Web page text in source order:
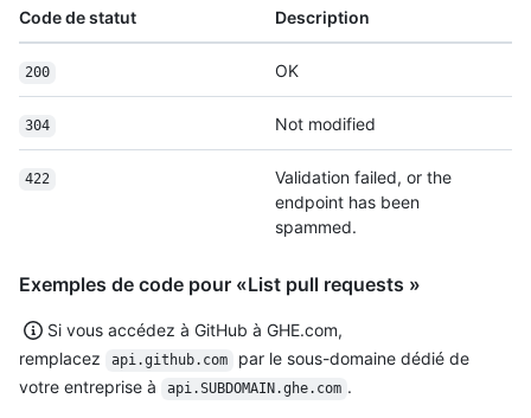
Code de statut Description
200 OK
304 Not modified
422
Validation failed, or the
endpoint has been
spammed.
Exemples de code pour «List pull requests »
Si vous accédez à GitHub à GHE.com,
remplacez
api.github.com
par le sous-domaine dédié de
votre entreprise à
api.SUBDOMAIN.ghe.com .